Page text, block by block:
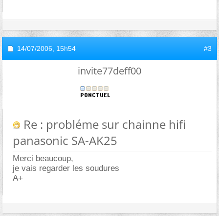
14/07/2006, 15h54 #3
invite77deff00
Re : probléme sur chainne hifi
panasonic SA-AK25
Merci beaucoup,
je vais regarder les soudures
A+